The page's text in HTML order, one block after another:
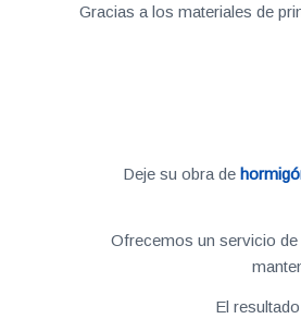
Gracias a los materiales de
Deje su obra de
Ofrecemos un servicio de
El